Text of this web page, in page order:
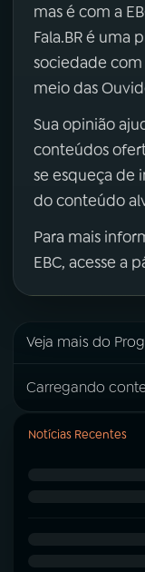
mas é com a
Fala.BR é uma
sociedade
meio das
Sua opinião
conteúdos
se esqueça de
do conteúdo
Para mais
EBC, acesse a
Veja mais do
Carregando
Notícias Recentes